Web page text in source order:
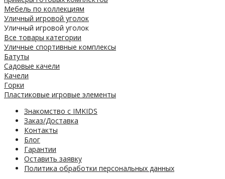
Мебель по коллекциям
Уличный игровой уголок
Уличный игровой уголок
Все товары категории
Уличные спортивные комплексы
Батуты
Садовые качели
Качели
Горки
Пластиковые игровые элементы
Знакомство с IMKIDS
Заказ/Доставка
Контакты
Блог
Гарантии
Оставить заявку
Политика обработки персональных данных